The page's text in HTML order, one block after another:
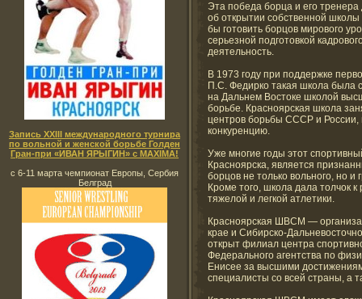
Запись XXIII международного турнира
по вольной и женской борьбе Голден
Гран-при «ИВАН ЯРЫГИН» с MAXIMA!
с 6-11 марта чемпионат Европы, Сербия
Белград
Эта победа борца и его
об открытии собственной
бы готовить борцов мирового
серьезной подготовкой
деятельность.
В 1973 году при поддержке
П.С. Федирко такая школа была
на Дальнем Востоке школой
борьбе. Красноярская школа
центров борьбы СССР и России,
конкуренцию.
Уже многие годы этот
Красноярска, является
борцов не только вольного, но и
Кроме того, школа дала толчок
тяжелой и легкой атлетики.
Красноярская ШВСМ —
крае и Сибирско-
открыт филиал центра
Федерального агентства по
Енисее за высшими
специалисты со всей страны, а